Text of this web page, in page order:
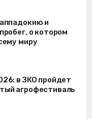
и
о котором
миру
в ЗКО пройдет
агрофестиваль